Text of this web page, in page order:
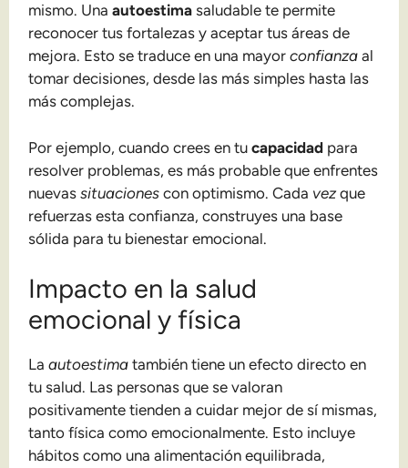
mismo. Unaautoestima saludable te permite
reconocer tus fortalezas y aceptar tus áreas de
mejora. Esto se traduce en una mayorconfianza al
tomar decisiones, desde las más simples hasta las
más complejas.
Por ejemplo, cuando crees en tucapacidad para
resolver problemas, es más probable que enfrentes
nuevassituaciones con optimismo. Cada vezque
refuerzas esta confianza, construyes una base
sólida para tu bienestar emocional.
Impacto en la salud
emocional y física
Laautoestima también tiene un efecto directo en
tu salud. Las personas que se valoran
positivamente tienden a cuidar mejor de sí mismas,
tanto física como emocionalmente. Esto incluye
hábitos como una alimentación equilibrada,